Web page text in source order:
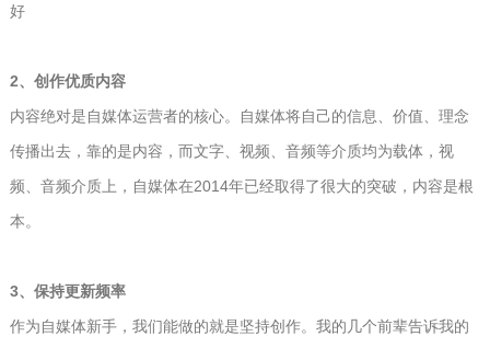
好
2、创作优质内容
内容绝对是自媒体运营者的核心。自媒体将自己的信息、价值、理念
传播出去，靠的是内容，而文字、视频、音频等介质均为载体，视
频、音频介质上，自媒体在2014年已经取得了很大的突破，内容是根
本。
3、保持更新频率
作为自媒体新手，我们能做的就是坚持创作。我的几个前辈告诉我的